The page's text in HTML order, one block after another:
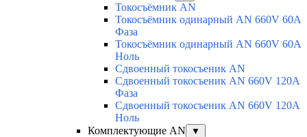
Токосъёмник AN
Токосъёмник одинарный AN 660V 60A
Фаза
Токосъёмник одинарный AN 660V 60A
Ноль
Сдвоенный токосъеник AN
Сдвоенный токосъеник AN 660V 120A
Фаза
Сдвоенный токосъеник AN 660V 120A
Ноль
Комплектующие AN
▼